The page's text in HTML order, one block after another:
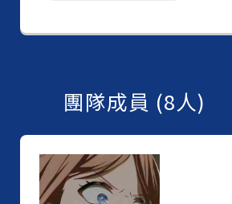
團隊成員 (8人)